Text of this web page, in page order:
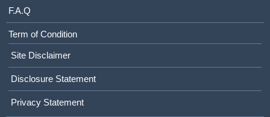
F.A.Q
Term of Condition
Site Disclaimer
Disclosure Statement
Privacy Statement